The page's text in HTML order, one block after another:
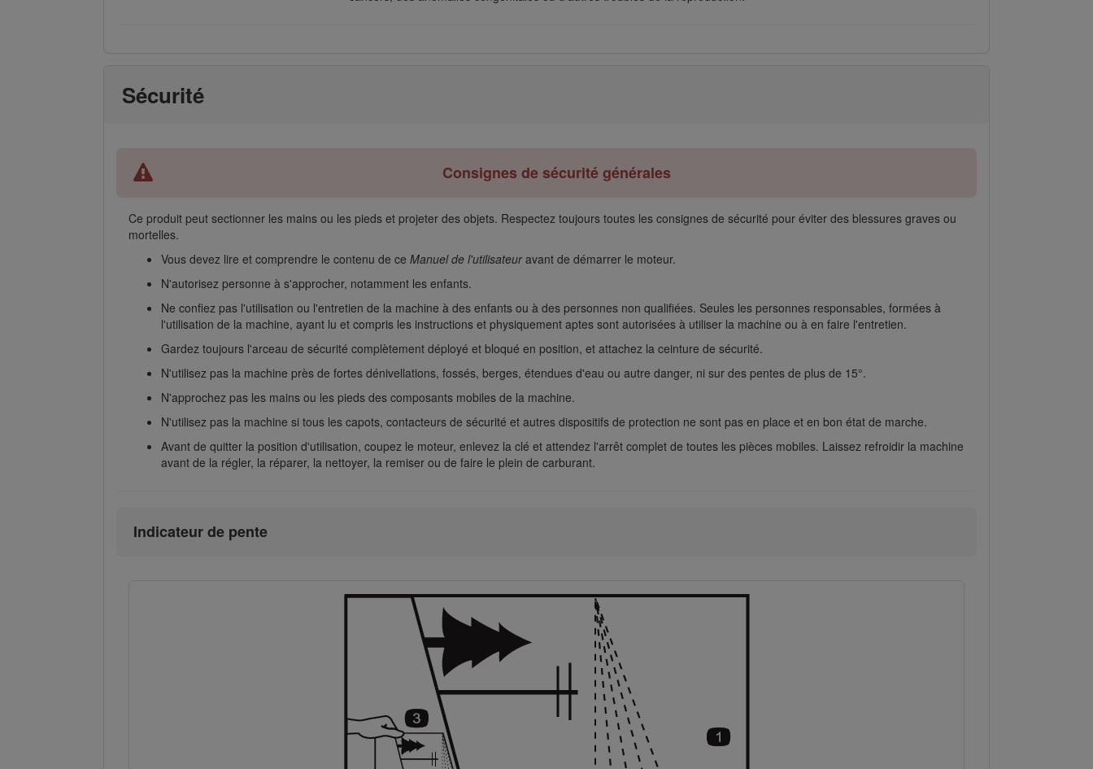
Sécurité
Consignes de sécurité générales
Ce produit peut sectionner les mains ou les pieds et projeter des objets. Respectez toujours toutes les consignes de sécurité pour éviter des blessures graves ou
mortelles.
Vous devez lire et comprendre le contenu de ce Manuel de l'utilisateuravant de démarrer le moteur.
N'autorisez personne à s'approcher, notamment les enfants.
Ne confiez pas l'utilisation ou l'entretien de la machine à des enfants ou à des personnes non qualifiées. Seules les personnes responsables, formées à
l'utilisation de la machine, ayant lu et compris les instructions et physiquement aptes sont autorisées à utiliser la machine ou à en faire l'entretien.
Gardez toujours l'arceau de sécurité complètement déployé et bloqué en position, et attachez la ceinture de sécurité.
N'utilisez pas la machine près de fortes dénivellations, fossés, berges, étendues d'eau ou autre danger, ni sur des pentes de plus de 15°.
N'approchez pas les mains ou les pieds des composants mobiles de la machine.
N'utilisez pas la machine si tous les capots, contacteurs de sécurité et autres dispositifs de protection ne sont pas en place et en bon état de marche.
Avant de quitter la position d'utilisation, coupez le moteur, enlevez la clé et attendez l'arrêt complet de toutes les pièces mobiles. Laissez refroidir la machine
avant de la régler, la réparer, la nettoyer, la remiser ou de faire le plein de carburant.
Indicateur de pente